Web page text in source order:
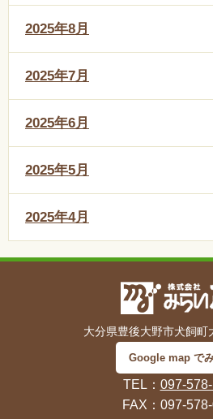
2025年8月
2025年7月
2025年6月
2025年5月
2025年4月
大分県豊後大野市犬飼町
Google map で
TEL： 097-
FAX：097-